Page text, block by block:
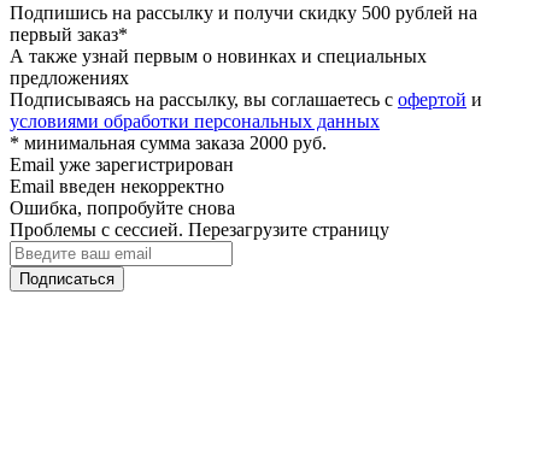
Подпишись на рассылку и получи скидку 500 рублей на
первый заказ*
А также узнай первым о новинках и специальных
предложениях
Подписываясь на рассылку, вы соглашаетесь с офертой и
условиями обработки персональных данных
* минимальная сумма заказа 2000 руб.
Email уже зарегистрирован
Email введен некорректно
Ошибка, попробуйте снова
Проблемы с сессией. Перезагрузите страницу
Подписаться